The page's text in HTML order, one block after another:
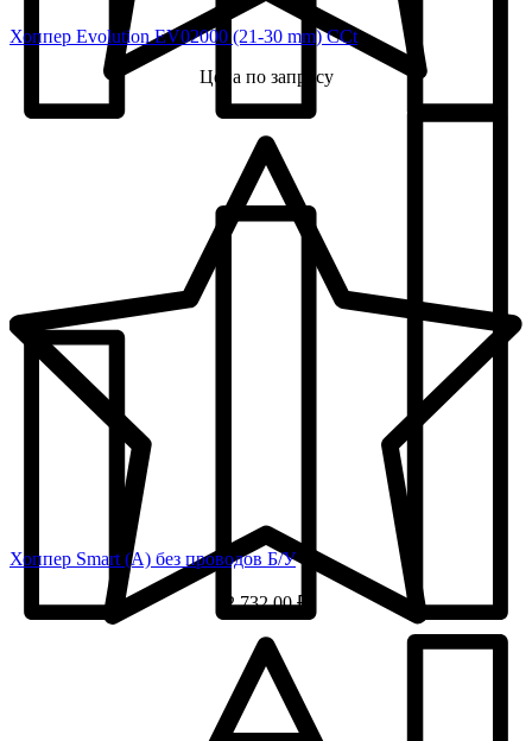
Хоппер Evolution EV02000 (21-30 mm) CCt
Цена по запросу
Хоппер Smart (A) без проводов Б/У
2 732,00 ₽